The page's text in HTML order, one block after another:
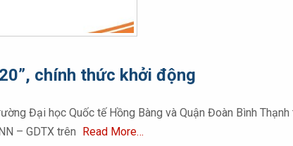
chính thức khởi động
Đại học Quốc tế Hồng Bàng và Quận Đoàn Bình
– GDTX trên
Read More…